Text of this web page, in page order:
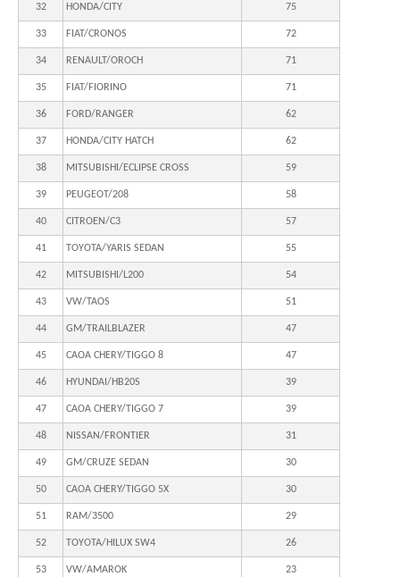
32 HONDA/CITY 75
33 FIAT/CRONOS 72
34 RENAULT/OROCH 71
35 FIAT/FIORINO 71
36 FORD/RANGER 62
37 HONDA/CITY HATCH 62
38 MITSUBISHI/ECLIPSE CROSS 59
39 PEUGEOT/208 58
40 CITROEN/C3 57
41 TOYOTA/YARIS SEDAN 55
42 MITSUBISHI/L200 54
43 VW/TAOS 51
44 GM/TRAILBLAZER 47
45 CAOA CHERY/TIGGO 8 47
46 HYUNDAI/HB20S 39
47 CAOA CHERY/TIGGO 7 39
48 NISSAN/FRONTIER 31
49 GM/CRUZE SEDAN 30
50 CAOA CHERY/TIGGO 5X 30
51 RAM/3500 29
52 TOYOTA/HILUX SW4 26
53 VW/AMAROK 23